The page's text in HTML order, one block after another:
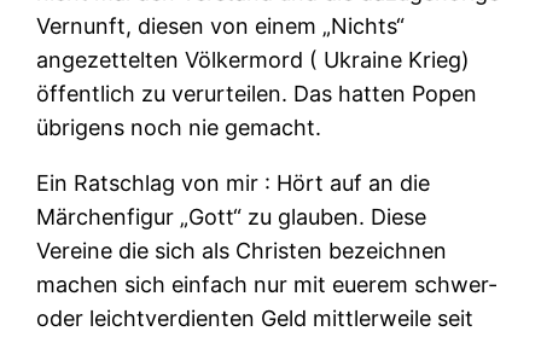
Vernunft, diesen von einem „Nichts“
angezettelten Völkermord ( Ukraine Krieg)
öffentlich zu verurteilen. Das hatten Popen
übrigens noch nie gemacht.
Ein Ratschlag von mir : Hört auf an die
Märchenfigur „Gott“ zu glauben. Diese
Vereine die sich als Christen bezeichnen
machen sich einfach nur mit euerem schwer-
oder leichtverdienten Geld mittlerweile seit